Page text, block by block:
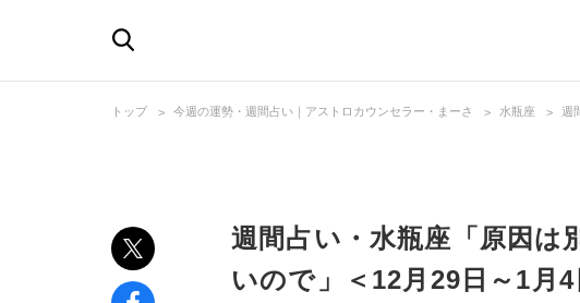
トップ 今週の運勢・週間占い｜アストロカウンセラー・まーさ 水瓶座 週
週間占い・水瓶座「原因は
いので」＜12月29日～1月4